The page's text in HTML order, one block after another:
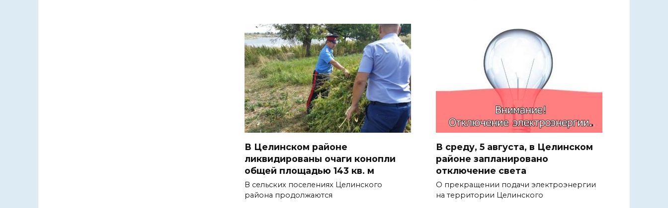
В Целинском районе
ликвидированы очаги конопли
общей площадью 143 кв. м
В сельских поселениях Целинского
района продолжаются
В среду, 5 августа, в Целинском
районе запланировано
отключение света
О прекращении подачи электроэнергии
на территории Целинского